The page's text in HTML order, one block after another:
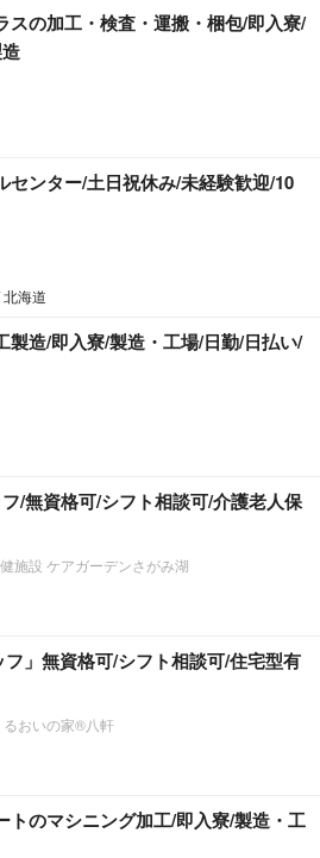
スの加工・検査・運搬・梱包/即入寮/
センター/土日祝休み/未経験歓迎/10
海道
製造/即入寮/製造・工場/日勤/日払い/
/無資格可/シフト相談可/介護老人保
施設 ケアガーデンさがみ湖
フ」無資格可/シフト相談可/住宅型有
るおいの家®八軒
トのマシニング加工/即入寮/製造・工